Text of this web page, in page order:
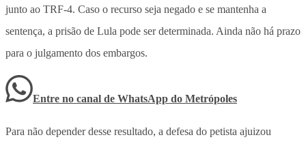
junto ao TRF-4. Caso o recurso seja negado e se mantenha a
sentença, a prisão de Lula pode ser determinada. Ainda não há prazo
para o julgamento dos embargos.
Entre no canal de WhatsApp do Metrópoles
Para não depender desse resultado, a defesa do petista ajuizou